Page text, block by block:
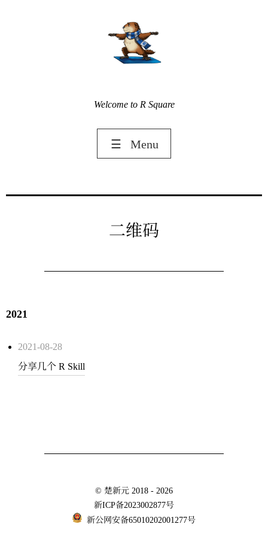
Welcome to R Square
☰ Menu
二维码
2021
2021-08-28
分享几个 R Skill
© 楚新元 2018 - 2026
新ICP备2023002877号
新公网安备65010202001277号